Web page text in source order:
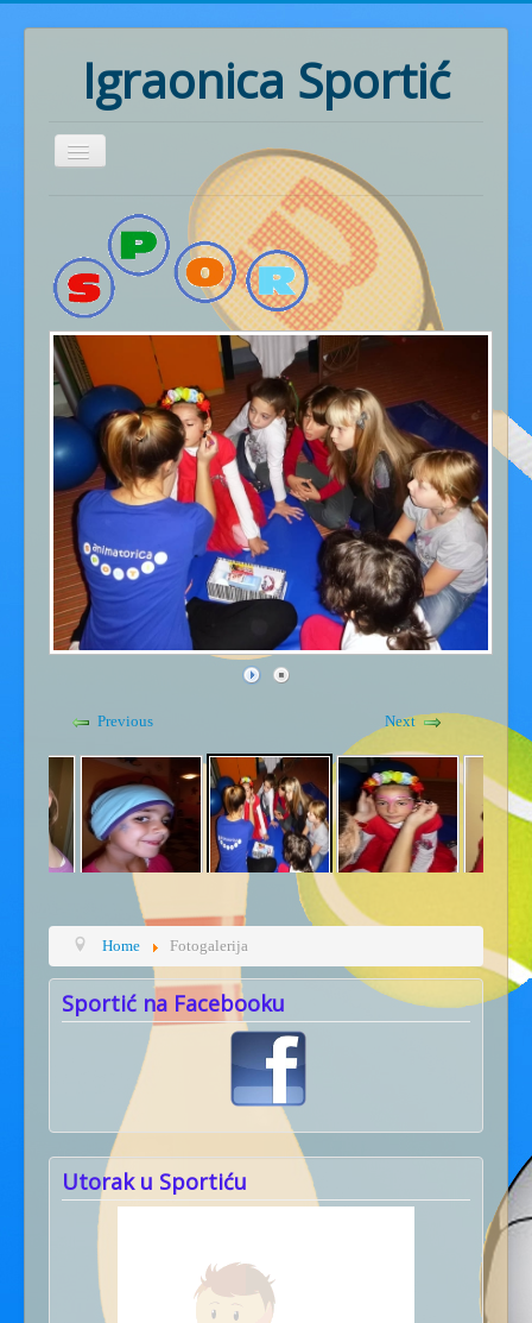
Igraonica Sportić
Rođendani
Pozivnice
Radionice
Ritmika
Naš rad
Fotogalerija
Cjenik usluga
Gdje smo - kontakt
Kućni red
Previous Next
Home Fotogalerija
Sportić na Facebooku
Utorak u Sportiću